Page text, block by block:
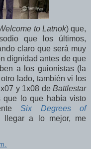
to Latnok) que,
que los últimos,
claro que será muy
dignidad antes de que
a los guionistas (la
lado, también vi los
y 1x08 de Battlestar
que lo que había visto
Six Degrees of
llegar a lo mejor, me